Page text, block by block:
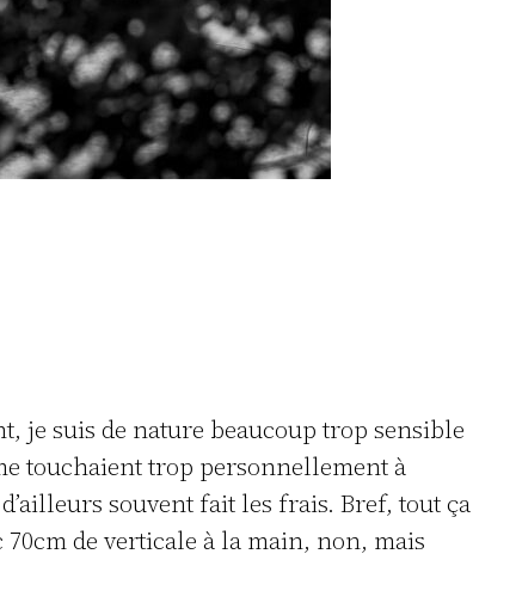
je suis de nature beaucoup trop sensible
touchaient trop personnellement à
souvent fait les frais. Bref, tout ça
de verticale à la main, non, mais